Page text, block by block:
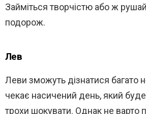
Займіться творчістю або ж
подорож.
Лев
Леви зможуть дізнатися багато
чекає насичений день, який буде
трохи шокувати. Однак не варто